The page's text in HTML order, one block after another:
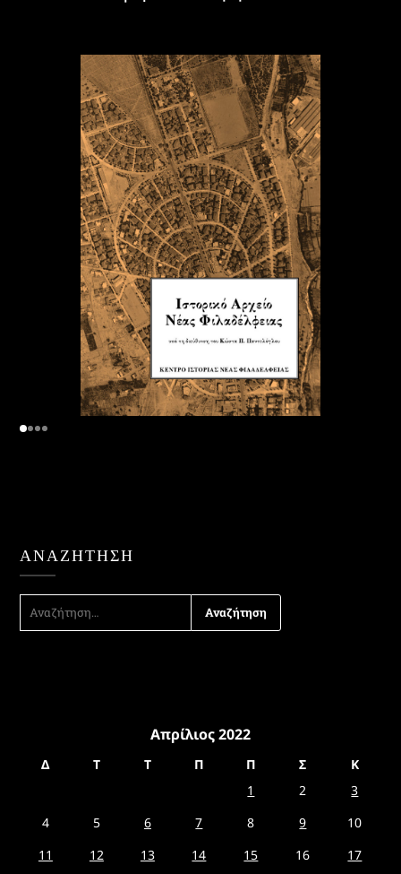
ΑΝΑΖΉΤΗΣΗ
ΑΝΑΖΉΤΗΣΗ
ΓΙΑ:
Απρίλιος 2022
Δ Τ Τ Π Π Σ
Κ
1
2
3
4
5 6 7 8 9
10
11
12 13 14 15 16
17